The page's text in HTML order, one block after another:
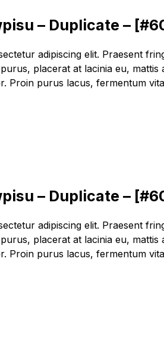
– Duplicate –
adipiscing elit. Praesent
placerat at lacinia eu,
Proin purus lacus, fermentum
– Duplicate –
adipiscing elit. Praesent
placerat at lacinia eu,
Proin purus lacus, fermentum